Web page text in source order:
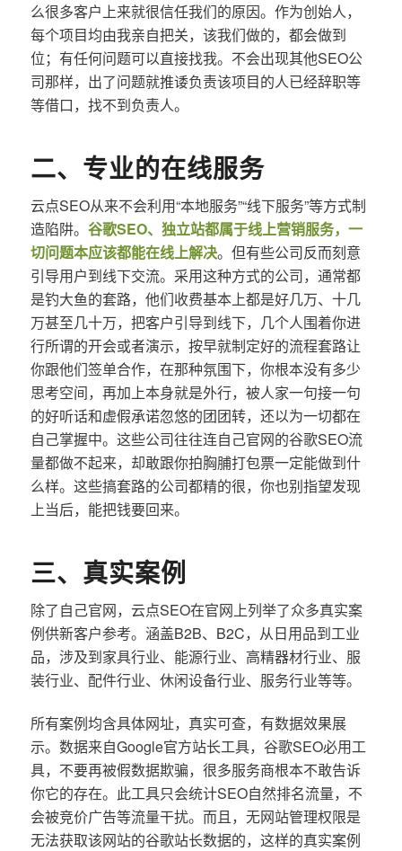
么很多客户上来就很信任我们的原因。作为创始人，
每个项目均由我亲自把关，该我们做的，都会做到
位；有任何问题可以直接找我。不会出现其他SEO公
司那样，出了问题就推诿负责该项目的人已经辞职等
等借口，找不到负责人。
二、专业的在线服务
云点SEO从来不会利用“本地服务”“线下服务”等方式制
造陷阱。 谷歌SEO、独立站都属于线上营销服务，一
切问题本应该都能在线上解决。但有些公司反而刻意
引导用户到线下交流。采用这种方式的公司，通常都
是钓大鱼的套路，他们收费基本上都是好几万、十几
万甚至几十万，把客户引导到线下，几个人围着你进
行所谓的开会或者演示，按早就制定好的流程套路让
你跟他们签单合作，在那种氛围下，你根本没有多少
思考空间，再加上本身就是外行，被人家一句接一句
的好听话和虚假承诺忽悠的团团转，还以为一切都在
自己掌握中。这些公司往往连自己官网的谷歌SEO流
量都做不起来，却敢跟你拍胸脯打包票一定能做到什
么样。这些搞套路的公司都精的很，你也别指望发现
上当后，能把钱要回来。
三、真实案例
除了自己官网，云点SEO在官网上列举了众多真实案
例供新客户参考。涵盖B2B、B2C，从日用品到工业
品，涉及到家具行业、能源行业、高精器材行业、服
装行业、配件行业、休闲设备行业、服务行业等等。
所有案例均含具体网址，真实可查，有数据效果展
示。数据来自Google官方站长工具，谷歌SEO必用工
具，不要再被假数据欺骗，很多服务商根本不敢告诉
你它的存在。此工具只会统计SEO自然排名流量，不
会被竞价广告等流量干扰。而且，无网站管理权限是
无法获取该网站的谷歌站长数据的，这样的真实案例